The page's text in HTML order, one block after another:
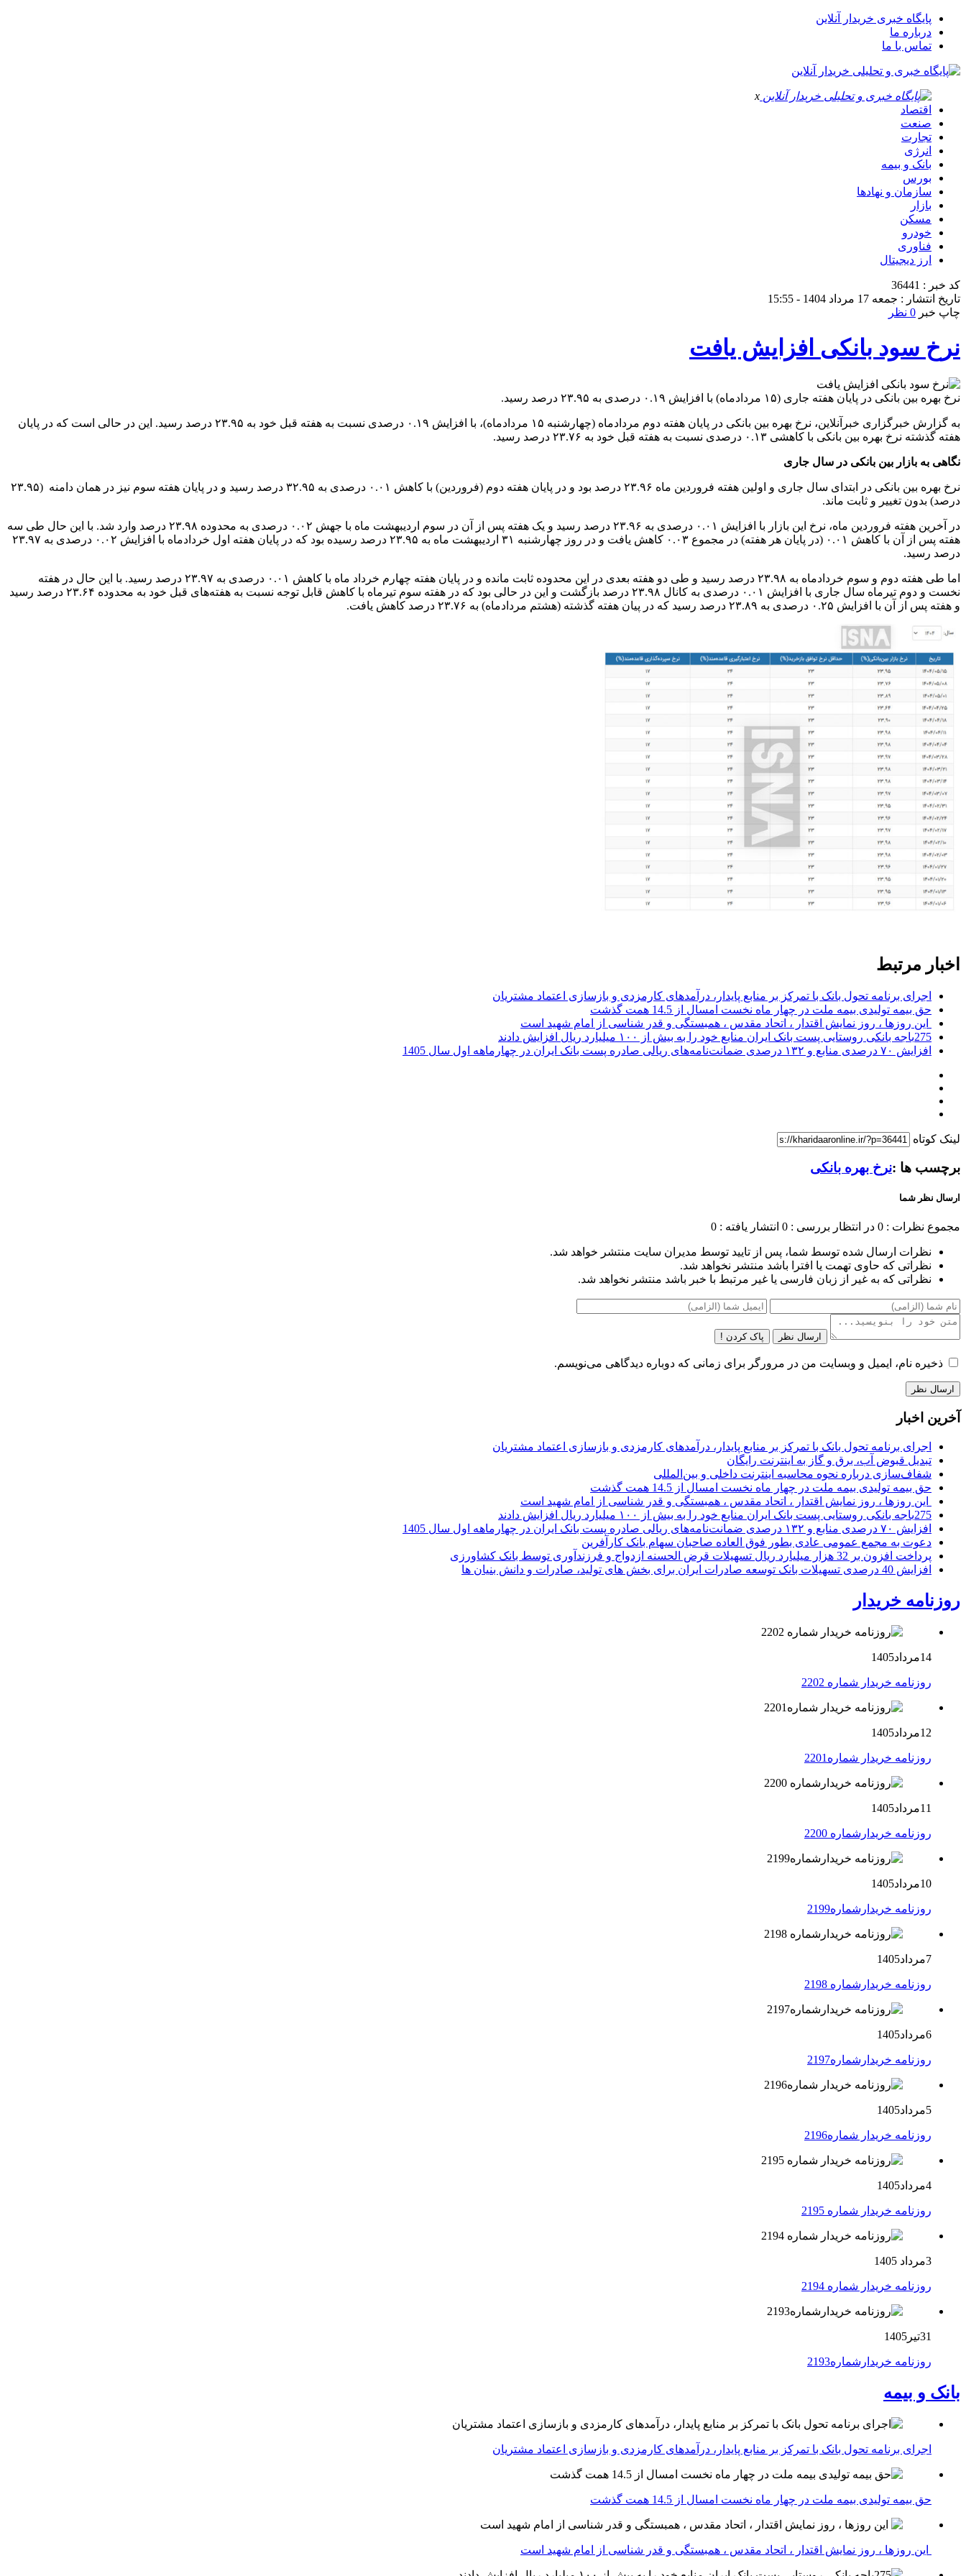
پایگاه خبری خریدار آنلاین
درباره ما
تماس با ما
x
اقتصاد
صنعت
تجارت
انرژی
بانک و بیمه
بورس
سازمان و نهادها
بازار
مسکن
خودرو
فناوری
ارز دیجیتال
کد خبر : 36441
تاریخ انتشار : جمعه 17 مرداد 1404 - 15:55
چاپ خبر 0 نظر
نرخ سود بانکی افزایش یافت
نرخ بهره بین بانکی در پایان هفته جاری (۱۵ مردادماه) با افزایش ۰.۱۹ درصدی به ۲۳.۹۵ درصد رسید.
به گزارش خبرگزاری خبرآنلاین، نرخ بهره بین بانکی در پایان هفته دوم مردادماه (چهارشنبه ۱۵ مردادماه)، با افزایش ۰.۱۹ درصدی نسبت به هفته قبل خود به ۲۳.۹۵ درصد رسید. این در حالی است که در پایان
هفته گذشته نرخ بهره بین بانکی با کاهشی ۰.۱۳ درصدی نسبت به هفته‌ قبل خود به ۲۳.۷۶ درصد رسید.
نگاهی به بازار بین بانکی در سال جاری
نرخ بهره بین بانکی در ابتدای سال جاری و اولین هفته فروردین ماه ۲۳.۹۶ درصد بود و در پایان هفته دوم (فروردین) با کاهش ۰.۰۱ درصدی به ۳۲.۹۵ درصد رسید و در پایان هفته سوم نیز در همان دامنه (۲۳.۹۵
درصد) بدون تغییر و ثابت ماند.
در آخرین هفته فروردین ماه، نرخ این بازار با افزایش ۰.۰۱ درصدی به ۲۳.۹۶ درصد رسید و یک هفته پس از آن در سوم اردیبهشت ماه با جهش ۰.۰۲ درصدی به محدوده ۲۳.۹۸ درصد وارد شد. با این حال طی سه
هفته پس از آن با کاهش ۰.۰۱ (در پایان هر هفته) در مجموع ۰.۰۳ کاهش یافت و در روز چهارشنبه ۳۱ اردیبهشت ماه به ۲۳.۹۵ درصد رسیده بود که در پایان هفته اول خردادماه با افزایش ۰.۰۲ درصدی به ۲۳.۹۷
درصد رسید.
اما طی هفته دوم و سوم خردادماه به ۲۳.۹۸ درصد رسید و طی دو هفته بعدی در این محدوده ثابت مانده و در پایان هفته چهارم خرداد ماه با کاهش ۰.۰۱ درصدی به ۲۳.۹۷ درصد رسید. با این حال در هفته
نخست و دوم تیرماه سال جاری با افزایش ۰.۰۱ درصدی به کانال ۲۳.۹۸ درصد بازگشت و این در حالی بود که در هفته سوم تیرماه با کاهش قابل توجه نسبت به هفته‌های قبل خود به محدوده ۲۳.۶۴ درصد رسید
و هفته پس از آن با افزایش ۰.۲۵ درصدی به ۲۳.۸۹ درصد رسید که در پیان هفته گذشته (هشتم مردادماه) به ۲۳.۷۶ درصد کاهش یافت.
اخبار مرتبط
اجرای برنامه تحول بانک با تمرکز بر منابع پایدار، درآمدهای کارمزدی و بازسازی اعتماد مشتریان
حق بیمه تولیدی بیمه ملت در چهار ماه نخست امسال از 14.5 همت گذشت
این روزها ، روز نمایش اقتدار ، اتحاد مقدس ، همبستگی و قدر شناسی از امام شهید است
275باجه بانکی روستایی پست بانک ایران منابع خود را به بیش از ۱۰۰ میلیارد ریال افزایش دادند
افزایش ۷۰ درصدی منابع و ۱۳۲ درصدی ضمانت‌نامه‌های ریالی صادره پست بانک ایران در چهارماهه اول سال 1405
لینک کوتاه
برچسب ها :نرخ بهره بانکی
ارسال نظر شما
مجموع نظرات : 0 در انتظار بررسی : 0 انتشار یافته : 0
نظرات ارسال شده توسط شما، پس از تایید توسط مدیران سایت منتشر خواهد شد.
نظراتی که حاوی تهمت یا افترا باشد منتشر نخواهد شد.
نظراتی که به غیر از زبان فارسی یا غیر مرتبط با خبر باشد منتشر نخواهد شد.
ارسال نظر پاک کردن !
ذخیره نام، ایمیل و وبسایت من در مرورگر برای زمانی که دوباره دیدگاهی می‌نویسم.
آخرین اخبار
اجرای برنامه تحول بانک با تمرکز بر منابع پایدار، درآمدهای کارمزدی و بازسازی اعتماد مشتریان
تبدیل قبوض آب، برق و گاز به اینترنت رایگان
شفاف‌سازی درباره نحوه محاسبه اینترنت داخلی و بین‌المللی
حق بیمه تولیدی بیمه ملت در چهار ماه نخست امسال از 14.5 همت گذشت
این روزها ، روز نمایش اقتدار ، اتحاد مقدس ، همبستگی و قدر شناسی از امام شهید است
275باجه بانکی روستایی پست بانک ایران منابع خود را به بیش از ۱۰۰ میلیارد ریال افزایش دادند
افزایش ۷۰ درصدی منابع و ۱۳۲ درصدی ضمانت‌نامه‌های ریالی صادره پست بانک ایران در چهارماهه اول سال 1405
دعوت به مجمع عمومی عادی بطور فوق العاده صاحبان سهام بانک کارآفرین
پرداخت افزون بر 32 هزار میلیارد ریال تسهیلات قرض الحسنه ازدواج و فرزندآوری توسط بانک کشاورزی
افزایش 40 درصدی تسهیلات بانک توسعه صادرات ایران برای بخش های تولید، صادرات و دانش بنیان ها
روزنامه خریدار
14مرداد1405
روزنامه خریدار شماره 2202
12مرداد1405
روزنامه خریدار شماره2201
11مرداد1405
روزنامه خریدارشماره 2200
10مرداد1405
روزنامه خریدارشماره2199
7مرداد1405
روزنامه خریدارشماره 2198
6مرداد1405
روزنامه خریدارشماره2197
5مرداد1405
روزنامه خریدار شماره2196
4مرداد1405
روزنامه خریدار شماره 2195
3مرداد 1405
روزنامه خریدار شماره 2194
31تیر1405
روزنامه خریدارشماره2193
بانک و بیمه
اجرای برنامه تحول بانک با تمرکز بر منابع پایدار، درآمدهای کارمزدی و بازسازی اعتماد مشتریان
حق بیمه تولیدی بیمه ملت در چهار ماه نخست امسال از 14.5 همت گذشت
این روزها ، روز نمایش اقتدار ، اتحاد مقدس ، همبستگی و قدر شناسی از امام شهید است